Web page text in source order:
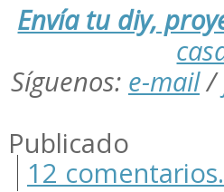
Envía tu diy,
Síguenos: e-mail/
12